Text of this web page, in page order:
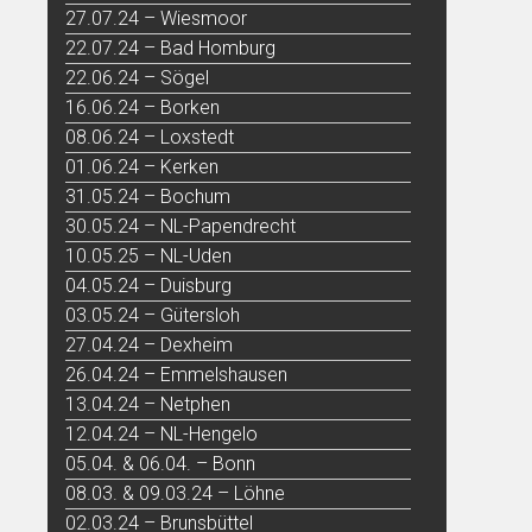
27.07.24 – Wiesmoor
22.07.24 – Bad Homburg
22.06.24 – Sögel
16.06.24 – Borken
08.06.24 – Loxstedt
01.06.24 – Kerken
31.05.24 – Bochum
30.05.24 – NL-Papendrecht
10.05.25 – NL-Uden
04.05.24 – Duisburg
03.05.24 – Gütersloh
27.04.24 – Dexheim
26.04.24 – Emmelshausen
13.04.24 – Netphen
12.04.24 – NL-Hengelo
05.04. & 06.04. – Bonn
08.03. & 09.03.24 – Löhne
02.03.24 – Brunsbüttel